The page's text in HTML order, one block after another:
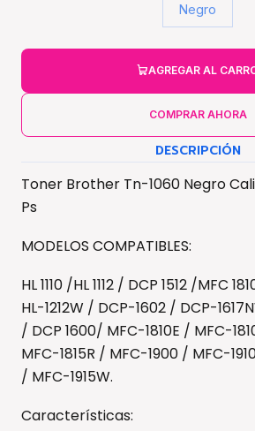
Negro
AGREGAR AL
COMPRAR AHORA
DESCRIPCIÓN
Toner Brother Tn-1060 Negro
Ps
MODELOS COMPATIBLES:
HL 1110 /HL 1112 / DCP 1512 /MFC
HL-1212W / DCP-1602 / DCP-
/ DCP 1600/ MFC-1810E / MFC-
MFC-1815R / MFC-1900 / MFC-
/ MFC-1915W.
Características: